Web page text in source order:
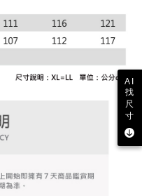
ず、「OP Pay Later」は毎月の
信します。
、「コンビニバーコード／台湾
ビスを通じて商品やサービスを
い売買の債権を当社に譲渡した
湾大哥大に提供し、収集、処理
と分割請求書に必要な情報の確
ご注意ください。AFTEE アプ
お支払い期限を最長 45 日以内
AFTEEで延長できる日数をも
そのため、商品到着の有無に関
払いください。
び当社の審査の結果に基づ
AI
找
尺
寸